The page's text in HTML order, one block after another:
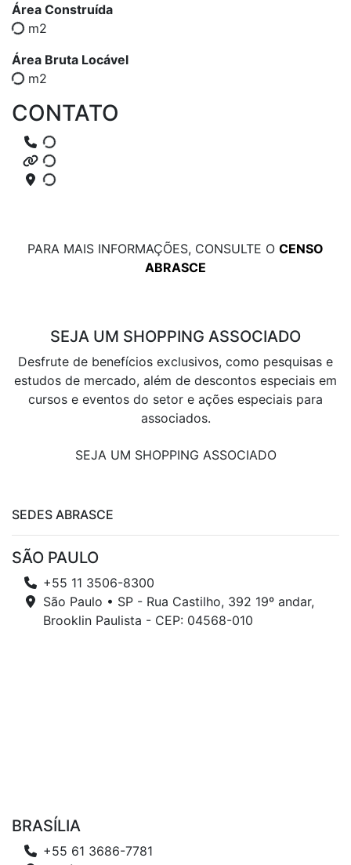
Área Construída
m2
Área Bruta Locável
m2
CONTATO
PARA MAIS INFORMAÇÕES, CONSULTE O CENSO
ABRASCE
SEJA UM SHOPPING ASSOCIADO
Desfrute de benefícios exclusivos, como pesquisas e
estudos de mercado, além de descontos especiais em
cursos e eventos do setor e ações especiais para
associados.
SEJA UM SHOPPING ASSOCIADO
SEDES ABRASCE
SÃO PAULO
+55 11 3506-8300
São Paulo • SP - Rua Castilho, 392 19º andar,
Brooklin Paulista - CEP: 04568-010
BRASÍLIA
+55 61 3686-7781